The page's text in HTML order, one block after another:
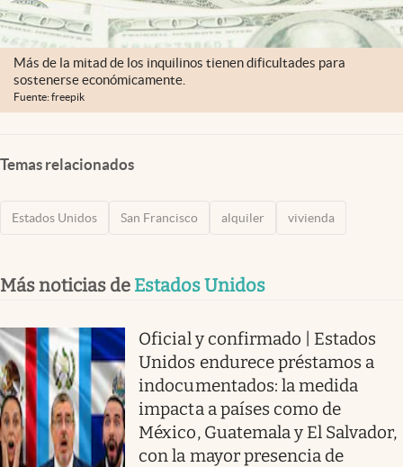
Más de la mitad de los inquilinos tienen dificultades para
sostenerse económicamente.
Fuente: freepik
Temas relacionados
Estados Unidos San Francisco alquiler vivienda
Más noticias de Estados Unidos
Oficial y confirmado | Estados
Unidos endurece préstamos a
indocumentados: la medida
impacta a países como de
México, Guatemala y El Salvador,
con la mayor presencia de